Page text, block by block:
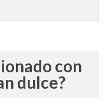
con
dulce?